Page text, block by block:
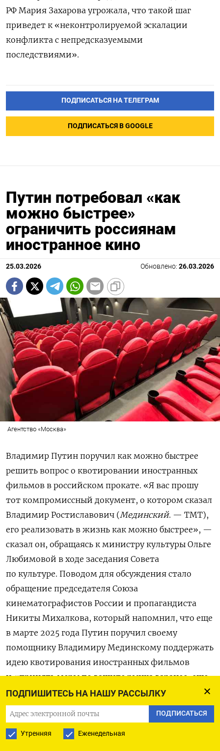
ПОДПИШИТЕСЬ НА НАШУ РАССЫЛКУ
ПОДПИСАТЬСЯ
Утренняя Еженедельная
РФ Мария Захарова угрожала, что такой шаг
приведет к «неконтролируемой эскалации
конфликта с непредсказуемыми
последствиями».
ПОДПИСАТЬСЯ НА ТЕЛЕГРАМ
ПОДПИСАТЬСЯ В GOOGLE
Путин потребовал «как
можно быстрее»
ограничить россиянам
иностранное кино
25.03.2026 Обновлено: 26.03.2026
Агентство «Москва»
Владимир Путин поручил как можно быстрее
решить вопрос о квотировании иностранных
фильмов в российском прокате. «Я вас прошу
тот компромиссный документ, о котором сказал
Владимир Ростиславович (Мединский. — ТМТ),
его реализовать в жизнь как можно быстрее», —
сказал он, обращаясь к министру культуры Ольге
Любимовой в ходе заседания Совета
по культуре. Поводом для обсуждения стало
обращение председателя Союза
кинематографистов России и пропагандиста
Никиты Михалкова, который напомнил, что еще
в марте 2025 года Путин поручил своему
помощнику Владимиру Мединскому поддержать
идею квотирования иностранных фильмов
и «принять меры по защите рынка заранее, еще
до того, как конкуренты начнут возвращаться».
Михалков отметил, что поручение до сих пор
не выполнено.